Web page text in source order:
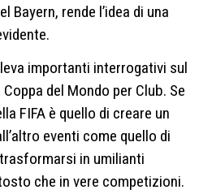
Bayern, rende l’idea di una
importanti interrogativi sul
del Mondo per Club. Se
FIFA è quello di creare un
eventi come quello di
in umilianti
che in vere competizioni.